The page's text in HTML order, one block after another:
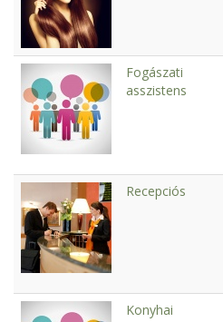
Fogászati
asszistens
Recepciós
Konyhai